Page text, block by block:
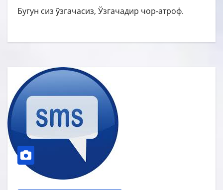
Бугун сиз ўзгачасиз, Ўзгачадир чор-атроф.